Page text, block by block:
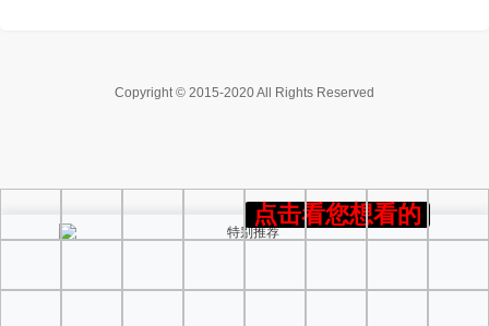
Copyright © 2015-2020 All Rights Reserved
点击看您想看的